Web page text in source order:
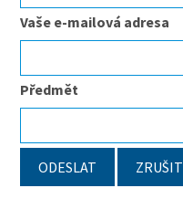
Vaše e-mailová adresa
Předmět
ODESLAT ZRUŠIT